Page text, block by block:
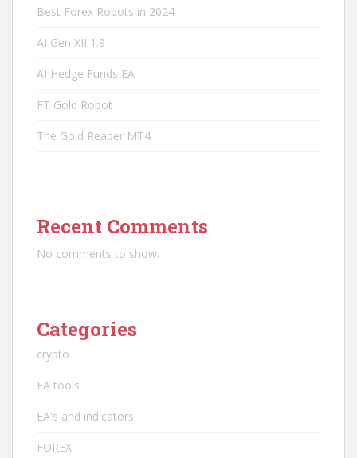
Best Forex Robots in 2024
AI Gen XII 1.9
AI Hedge Funds EA
FT Gold Robot
The Gold Reaper MT4
Recent Comments
No comments to show.
Categories
crypto
EA tools
EA's and indicators
FOREX